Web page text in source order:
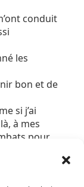
conduit
les
bon et de
si j’ai
à mes
pour
Je
l’Évangile